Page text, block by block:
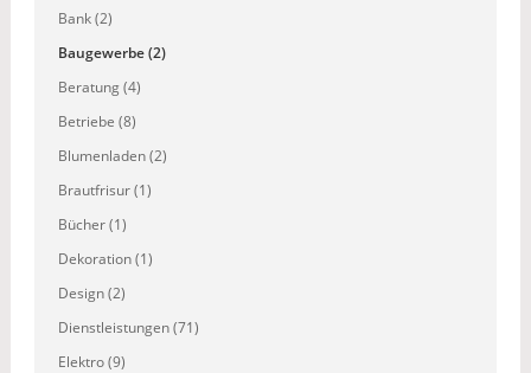
Bank (2)
Baugewerbe (2)
Beratung (4)
Betriebe (8)
Blumenladen (2)
Brautfrisur (1)
Bücher (1)
Dekoration (1)
Design (2)
Dienstleistungen (71)
Elektro (9)